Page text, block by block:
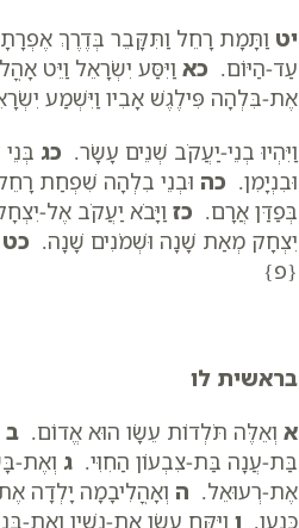
יט וַתָּמָת רָחֵל וַתִּקָּבֵר בְּדֶרֶךְ
עַד-הַיּוֹם. כא וַיִּסַּע יִשְׂרָאֵל וַיֵּט
אֶת-בִּלְהָה פִּילֶגֶשׁ אָבִיו וַיִּשְׁמַע
וַיִּהְיוּ בְנֵי-יַעֲקֹב שְׁנֵים עָשָׂר. כג
וּבִנְיָמִן. כה וּבְנֵי בִלְהָה שִׁפְחַת רָחֵל
בְּפַדַּן אֲרָם. כז וַיָּבֹא יַעֲקֹב אֶל-
יִצְחָק מְאַת שָׁנָה וּשְׁמֹנִים שָׁנָה. כט
{פ}
בראשית לו
א וְאֵלֶּה תֹּלְדוֹת עֵשָׂו הוּא אֱדוֹם. ב
בַּת-עֲנָה בַּת-צִבְעוֹן הַחִוִּי. ג וְאֶת-
אֶת-רְעוּאֵל. ה וְאָהֳלִיבָמָה יָלְדָה
כְּנָעַן. ו וַיִּקַּח עֵשָׂו אֶת-נָשָׁיו וְאֶת-